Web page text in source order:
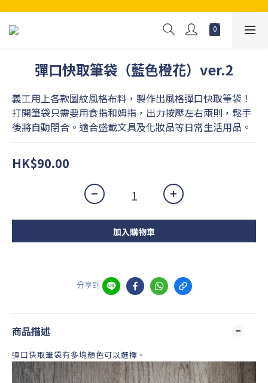
彈口快取筆袋（藍色橙花）ver.2
義工用上各款圖紋風格布料，製作出風格彈口快取筆袋！
打開筆袋只需要用食指和姆指，出力按壓左右兩則，鬆手
後將自動閉合。適合盛載文具及化妝品等日常生活用品。
HK$90.00
加入購物車
分享到
商品描述
彈口快取筆袋有多塊顏色可以選擇。